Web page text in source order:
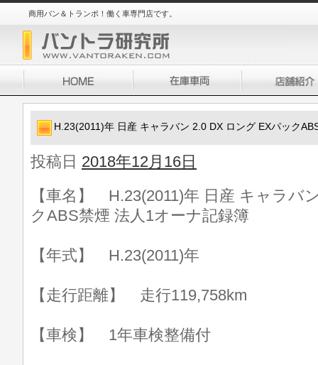
商用バン＆トランポ！働く車専門店です。
H.23(2011)年 日産 キャラバン 2.0 DX ロング EXパック
投稿日 2018年12月16日
【車名】 H.23(2011)年 日産 キャラバ
クABS禁煙 法人1オーナ記録簿
【年式】 H.23(2011)年
【走行距離】 走行119,758km
【車検】 1年車検整備付